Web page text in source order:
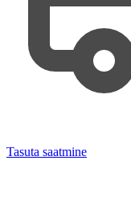
Tasuta saatmine